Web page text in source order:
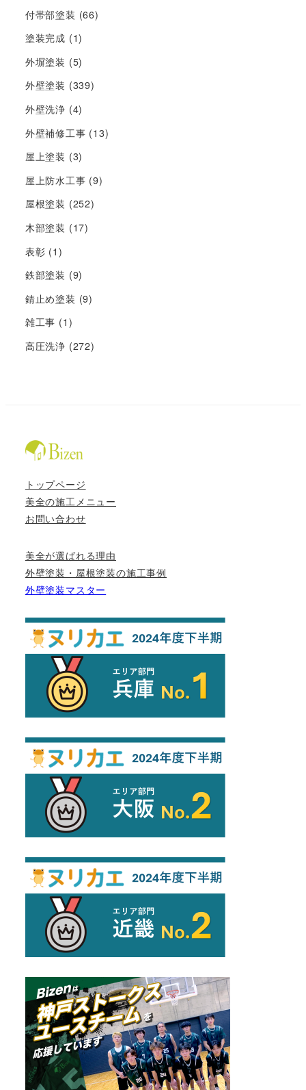
付帯部塗装 (66)
塗装完成 (1)
外塀塗装 (5)
外壁塗装 (339)
外壁洗浄 (4)
外壁補修工事 (13)
屋上塗装 (3)
屋上防水工事 (9)
屋根塗装 (252)
木部塗装 (17)
表彰 (1)
鉄部塗装 (9)
錆止め塗装 (9)
雑工事 (1)
高圧洗浄 (272)
トップページ
美全の施工メニュー
お問い合わせ
美全が選ばれる理由
外壁塗装・屋根塗装の施工事例
外壁塗装マスター